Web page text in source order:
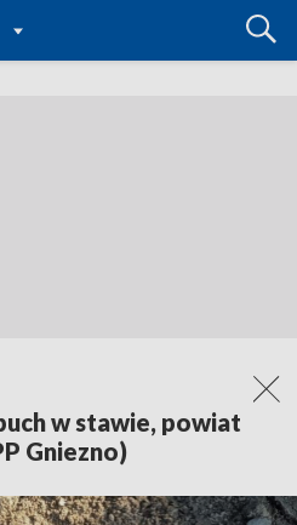
DO
w stawie, powiat
Gniezno)